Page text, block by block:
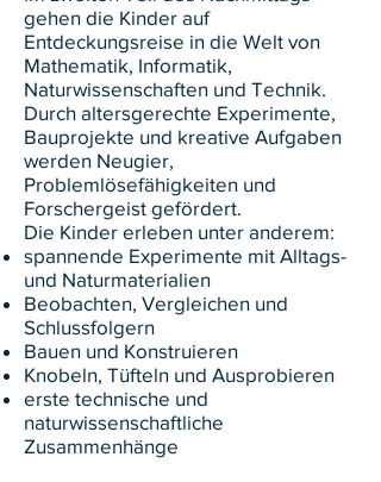
gehen die Kinder auf
Entdeckungsreise in die Welt von
Mathematik, Informatik,
Naturwissenschaften und Technik.
Durch altersgerechte Experimente,
Bauprojekte und kreative Aufgaben
werden Neugier,
Problemlösefähigkeiten und
Forschergeist gefördert.
Die Kinder erleben unter anderem:
spannende Experimente mit Alltags-
und Naturmaterialien
Beobachten, Vergleichen und
Schlussfolgern
Bauen und Konstruieren
Knobeln, Tüfteln und Ausprobieren
erste technische und
naturwissenschaftliche
Zusammenhänge